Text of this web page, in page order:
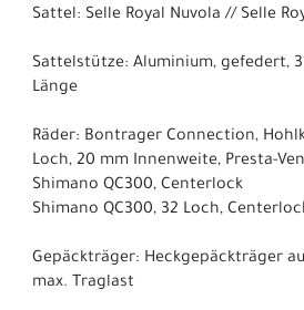
Sattel: Selle Royal Nuvola // Selle
Sattelstütze: Aluminium, gefedert,
Länge
Räder: Bontrager Connection,
Loch, 20 mm Innenweite, Presta-
Shimano QC300, Centerlock
Shimano QC300, 32 Loch,
Gepäckträger: Heckgepäckträger
max. Traglast